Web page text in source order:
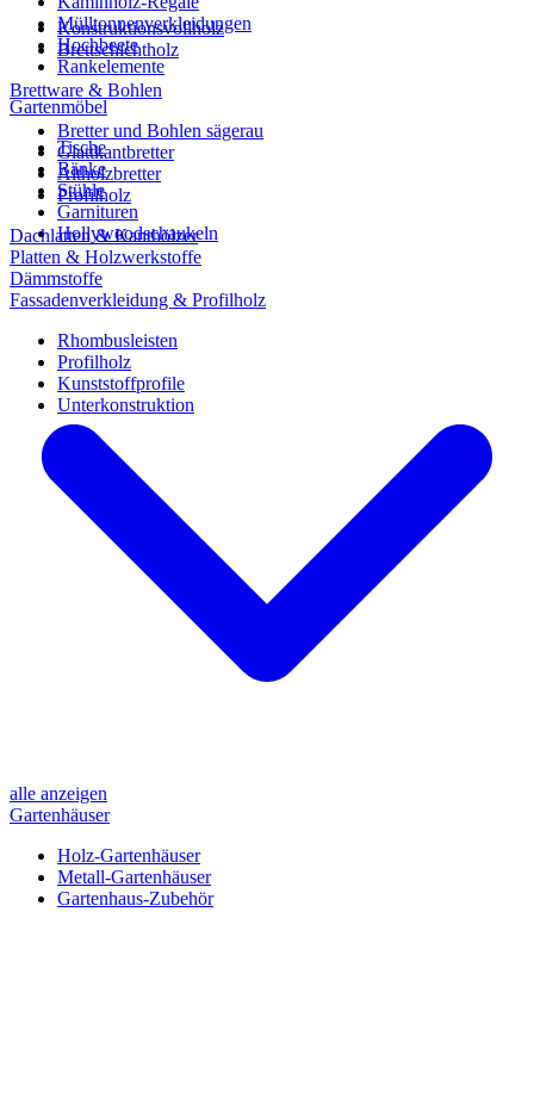
Mülltonnenverkleidungen
Hochbeete
Rankelemente
Gartenmöbel
Tische
Bänke
Stühle
Garnituren
Hollywoodschaukeln
alle anzeigen
Gartenhäuser
Holz-Gartenhäuser
Metall-Gartenhäuser
Gartenhaus-Zubehör
Konstruktionsvollholz
Brettschichtholz
Brettware & Bohlen
Bretter und Bohlen sägerau
Glattkantbretter
Altholzbretter
Profilholz
Dachlatten & Kanthölzer
Platten & Holzwerkstoffe
Dämmstoffe
Fassadenverkleidung & Profilholz
Rhombusleisten
Profilholz
Kunststoffprofile
Unterkonstruktion